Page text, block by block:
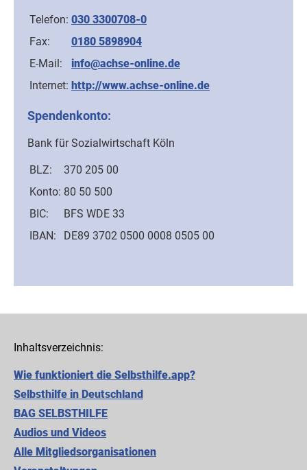
Telefon: 030 3300708-0
Fax:
0180 5898904
E-Mail:
info@achse-online.de
Internet: http://www.achse-online.de
Spendenkonto:
Bank für Sozialwirtschaft Köln
BLZ:
370 205 00
Konto: 80 50 500
BIC:
BFS WDE 33
IBAN:
DE89 3702 0500 0008 0505 00
Inhaltsverzeichnis:
Wie funktioniert die Selbsthilfe.app?
Selbsthilfe in Deutschland
BAG SELBSTHILFE
Audios und Videos
Alle Mitgliedsorganisationen
Cookie-Einstellungen